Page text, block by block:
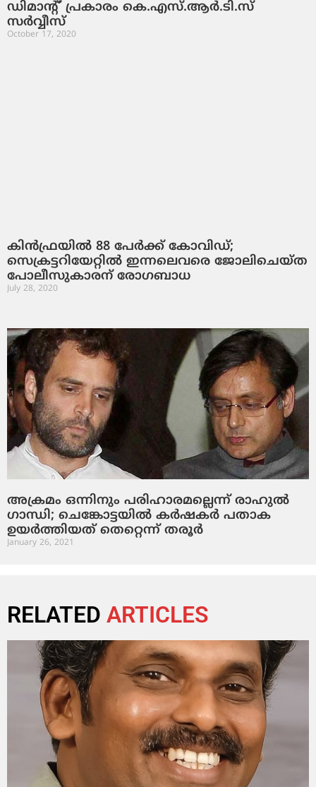
ഡിമാന്റ്’ പ്രകാരം കെ.എസ്.ആര്‍.ടി.സ്
സര്‍വ്വീസ്
October 17, 2020
കിന്‍ഫ്രയില്‍ 88 പേര്‍ക്ക് കോവിഡ്;
സെക്രട്ടറിയേറ്റില്‍ ഇന്നലെവരെ ജോലിചെയ്ത
പോലീസുകാരന് രോഗബാധ
July 28, 2020
അക്രമം ഒന്നിനും പരിഹാരമല്ലെന്ന് രാഹുല്‍
ഗാന്ധി; ചെങ്കോട്ടയില്‍ കര്‍ഷകര്‍ പതാക
ഉയര്‍ത്തിയത് തെറ്റെന്ന് തരൂര്‍
January 26, 2021
RELATED ARTICLES